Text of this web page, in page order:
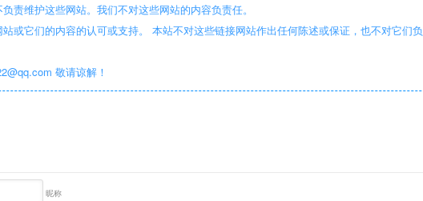
责维护这些网站。我们不对这些网站的内容负责任。
或它们的内容的认可或支持。 本站不对这些链接网站作出任何陈述或保证，也不对它们负
敬请谅解！
昵称